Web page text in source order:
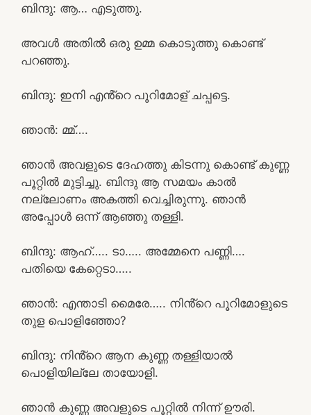
ബിന്ദു: ആ… എടുത്തു.
അവൾ അതിൽ ഒരു ഉമ്മ കൊടുത്തു കൊണ്ട്
പറഞ്ഞു.
ബിന്ദു: ഇനി എൻ്റെ പൂറിമോള് ചപ്പട്ടെ.
ഞാൻ: മ്മ്….
ഞാൻ അവളുടെ ദേഹത്തു കിടന്നു കൊണ്ട് കുണ്ണ
പൂറ്റിൽ മുട്ടിച്ചു. ബിന്ദു ആ സമയം കാൽ
നല്ലോണം അകത്തി വെച്ചിരുന്നു. ഞാൻ
അപ്പോൾ ഒന്ന് ആഞ്ഞു തള്ളി.
ബിന്ദു: ആഹ്….. ടാ….. അമ്മേനെ പണ്ണി….
പതിയെ കേറ്റെടാ…..
ഞാൻ: എന്താടി മൈരേ….. നിൻ്റെ പൂറിമോളുടെ
തുള പൊളിഞ്ഞോ?
ബിന്ദു: നിൻ്റെ ആന കുണ്ണ തള്ളിയാൽ
പൊളിയില്ലേ തായോളി.
ഞാൻ കുണ്ണ അവളുടെ പൂറ്റിൽ നിന്ന് ഊരി.